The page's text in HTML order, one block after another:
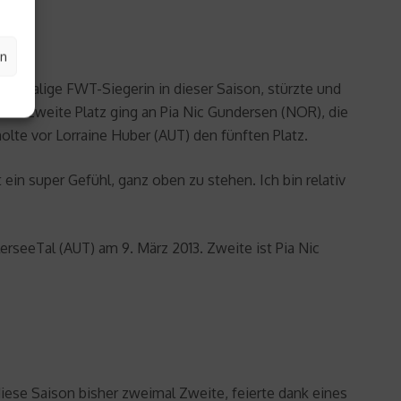
FWT-Siegerin in dieser Saison, stürzte und
zweite Platz ging an Pia Nic Gundersen (NOR), die
vor Lorraine Huber (AUT) den fünften Platz.
super Gefühl, ganz oben zu stehen. Ich bin relativ
(AUT) am 9. März 2013. Zweite ist Pia Nic
Saison bisher zweimal Zweite, feierte dank eines